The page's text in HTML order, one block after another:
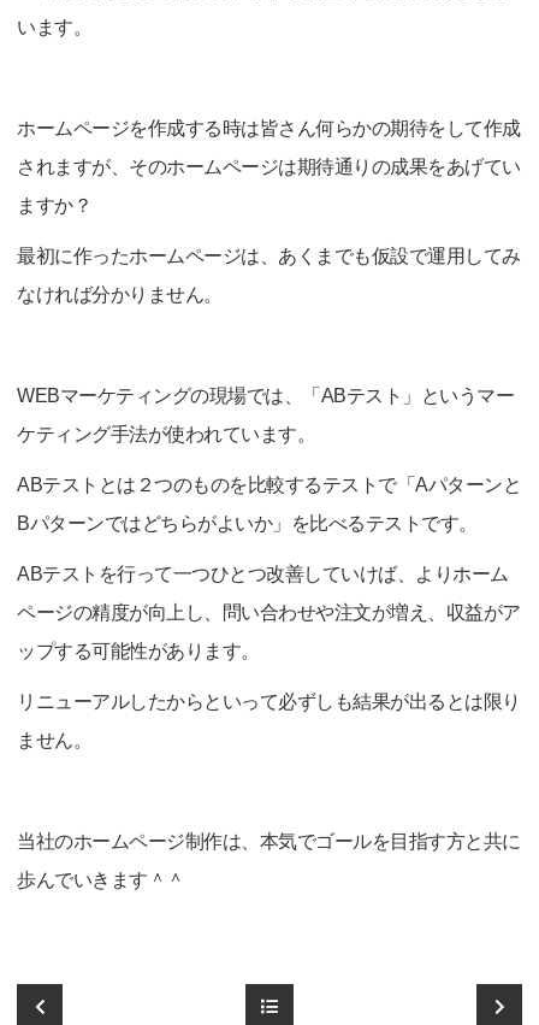
います。
ホームページを作成する時は皆さん何らかの期待をして作成
されますが、そのホームページは期待通りの成果をあげてい
ますか？
最初に作ったホームページは、あくまでも仮設で運用してみ
なければ分かりません。
WEBマーケティングの現場では、「ABテスト」というマー
ケティング手法が使われています。
ABテストとは２つのものを比較するテストで「Aパターンと
Bパターンではどちらがよいか」を比べるテストです。
ABテストを行って一つひとつ改善していけば、よりホーム
ページの精度が向上し、問い合わせや注文が増え、収益がア
ップする可能性があります。
リニューアルしたからといって必ずしも結果が出るとは限り
ません。
当社のホームページ制作は、本気でゴールを目指す方と共に
歩んでいきます＾＾